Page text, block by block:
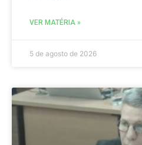
VER MATÉRIA »
5 de agosto de 2026